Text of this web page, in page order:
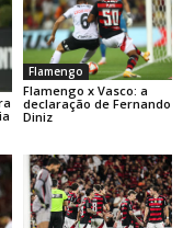
Flamengo
Flamengo x Vasco: a
declaração de Fernando
Diniz